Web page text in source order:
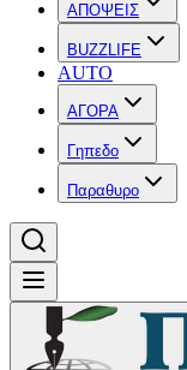
ΑΠΟΨΕΙΣ
BUZZLIFE
AUTO
ΑΓΟΡΑ
Γηπεδο
Παραθυρο